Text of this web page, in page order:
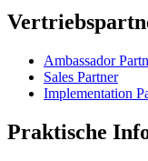
Ambassador
Sales Partner
Implementation
Praktische